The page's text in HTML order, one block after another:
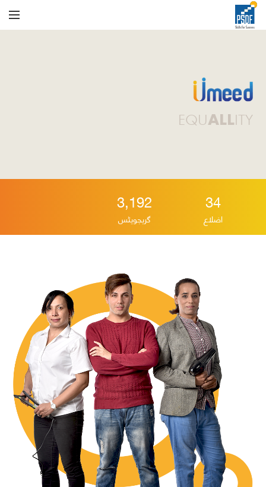
EQUALLITY
34
اضلاع
3,192
گریجویٹس